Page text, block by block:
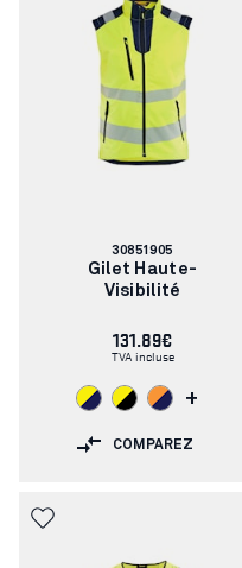
Numéro
d'article:
30851905
Gilet Haute-
Visibilité
131.89€
TVA incluse
+
COMPAREZ